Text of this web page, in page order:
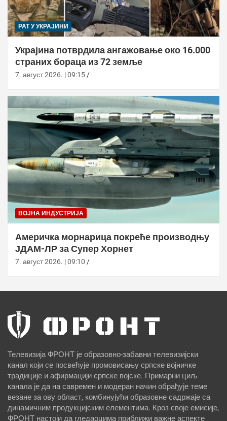
РАТ У УКРАЈИНИ
Украјина потврдила ангажовање око 16.000
страних бораца из 72 земље
7. август 2026. | 09:15
ВОЈНА ИНДУСТРИЈА
Америчка морнарица покреће производњу
ЈДАМ-ЛР за Супер Хорнет
7. август 2026. | 09:10
Телевизија ФРОНТ је образовно-забавни телевизијски
канал који се посвећује промовисању српске војничке
традиције и афирмацији српске војске. Примарни циљ
канала је да на савремен и модеран начин обрађује теме
везане за ову област, комбинујући образовне садржаје са
динамичним продукцијским елементима. Кроз своје емисије,
ФРОНТ настоји да гледаоцима приближи важне аспекте